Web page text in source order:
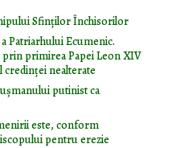
Sfinţilor Închisorilor
Patriarhului Ecumenic.
prin primirea Papei Leon XIV
credinței nealterate
putinist ca
este, conform
pentru erezie